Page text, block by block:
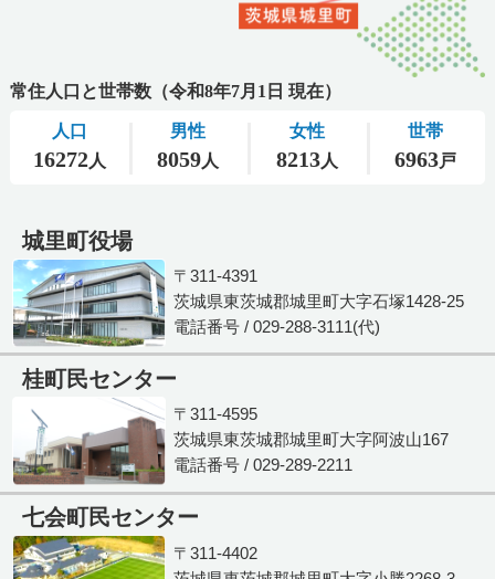
城里町役場
〒311-4391
茨城県東茨城郡城里町大字石塚1428-25
電話番号 / 029-288-3111(代)
桂町民センター
〒311-4595
茨城県東茨城郡城里町大字阿波山167
電話番号 / 029-289-2211
七会町民センター
〒311-4402